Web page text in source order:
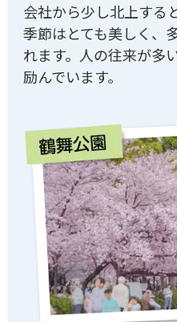
会社から少し北上する
季節はとても美しく、
れます。人の往来が多
励んでいます。